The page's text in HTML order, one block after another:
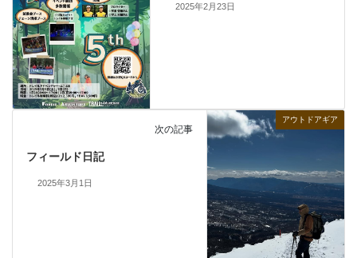
2025年2月23日
アウトドアギア
次の記事
フィールド日記
2025年3月1日